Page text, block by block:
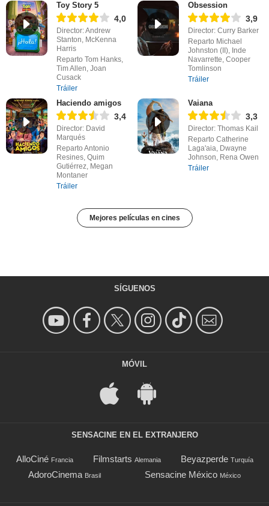
Toy Story 5
4,0
Director: Andrew
Stanton, McKenna
Harris
Reparto Tom Hanks,
Tim Allen, Joan
Cusack
Tráiler
Obsession
3,9
Director: Curry Barker
Reparto Michael
Johnston (II), Inde
Navarrette, Cooper
Tomlinson
Tráiler
Haciendo amigos
3,4
Director: David
Marqués
Reparto Antonio
Resines, Quim
Gutiérrez, Megan
Montaner
Tráiler
Vaiana
3,3
Director: Thomas Kail
Reparto Catherine
Laga'aia, Dwayne
Johnson, Rena Owen
Tráiler
Mejores películas en cines
SÍGUENOS
MÓVIL
SENSACINE EN EL EXTRANJERO
AlloCiné Francia Filmstarts Alemania Beyazperde Turquía
AdoroCinema Brasil Sensacine México México